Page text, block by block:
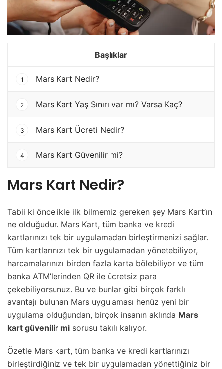
Başlıklar
1 Mars Kart Nedir?
2 Mars Kart Yaş Sınırı var mı? Varsa Kaç?
3 Mars Kart Ücreti Nedir?
4 Mars Kart Güvenilir mi?
Mars Kart Nedir?
Tabii ki öncelikle ilk bilmemiz gereken şey Mars Kart’ın
ne olduğudur. Mars Kart, tüm banka ve kredi
kartlarınızı tek bir uygulamadan birleştirmenizi sağlar.
Tüm kartlarınızı tek bir uygulamadan yönetebiliyor,
harcamalarınızı birden fazla karta bölebiliyor ve tüm
banka ATM’lerinden QR ile ücretsiz para
çekebiliyorsunuz. Bu ve bunlar gibi birçok farklı
avantajı bulunan Mars uygulaması henüz yeni bir
uygulama olduğundan, birçok insanın aklında Mars
kart güvenilir mi sorusu takılı kalıyor.
Özetle Mars kart, tüm banka ve kredi kartlarınızı
birleştirdiğiniz ve tek bir uygulamadan yönettiğiniz bir